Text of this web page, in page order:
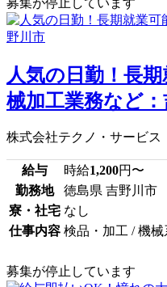
人気の日勤！長
械加工業務など
株式会社テクノ・サービス
給与 時給1,200円〜
勤務地
徳島県 吉野川市
寮・社宅 なし
仕事内容 検品・加工 / 機械
募集が停止しています